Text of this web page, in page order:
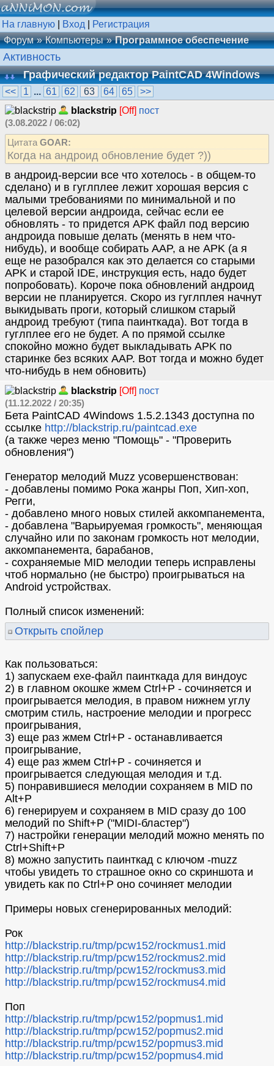
На главную Вход
Регистрация
Форум
Компьютеры Программное обеспечение
Активность
Графический редактор PaintCAD 4Windows
<< 1 ... 61 62 63 64 65
>>
blackstrip [Off] пост
(3.08.2022 / 06:02)
Цитата GOAR:
Когда на андроид обновление будет ?))
в андроид-версии все что хотелось - в общем-то
сделано) и в гуглплее лежит хорошая версия с
малыми требованиями по минимальной и по
целевой версии андроида, сейчас если ее
обновлять - то придется APK файл под версию
андроида повыше делать (менять в нем что-
нибудь), и вообще собирать AAP, а не APK (а я
еще не разобрался как это делается со старыми
APK и старой IDE, инструкция есть, надо будет
попробовать). Короче пока обновлений андроид
версии не планируется. Скоро из гуглплея начнут
выкидывать проги, который слишком старый
андроид требуют (типа паинткада). Вот тогда в
гуглплее его не будет. А по прямой ссылке
спокойно можно будет выкладывать APK по
старинке без всяких AAP. Вот тогда и можно будет
что-нибудь в нем обновить)
blackstrip [Off] пост
(11.12.2022 / 20:35)
Бета PaintCAD 4Windows 1.5.2.1343 доступна по
ссылке http://blackstrip.ru/paintcad.exe
(а также через меню "Помощь" - "Проверить
обновления")
Генератор мелодий Muzz усовершенствован:
- добавлены помимо Рока жанры Поп, Хип-хоп,
Регги,
- добавлено много новых стилей аккомпанемента,
- добавлена "Варьируемая громкость", меняющая
случайно или по законам громкость нот мелодии,
аккомпанемента, барабанов,
- сохраняемые MID мелодии теперь исправлены
чтоб нормально (не быстро) проигрываться на
Android устройствах.
Полный список изменений:
Открыть спойлер
Как пользоваться:
1) запускаем exe-файл паинткада для виндоус
2) в главном окошке жмем Ctrl+P - сочиняется и
проигрывается мелодия, в правом нижнем углу
смотрим стиль, настроение мелодии и прогресс
проигрывания,
3) еще раз жмем Ctrl+P - останавливается
проигрывание,
4) еще раз жмем Ctrl+P - сочиняется и
проигрывается следующая мелодия и т.д.
5) понравившиеся мелодии сохраняем в MID по
Alt+P
6) генерируем и сохраняем в MID сразу до 100
мелодий по Shift+P ("MIDI-бластер")
7) настройки генерации мелодий можно менять по
Ctrl+Shift+P
8) можно запустить паинткад с ключом -muzz
чтобы увидеть то страшное окно со скриншота и
увидеть как по Ctrl+P оно сочиняет мелодии
Примеры новых сгенерированных мелодий:
Рок
http://blackstrip.ru/tmp/pcw152/rockmus1.mid
http://blackstrip.ru/tmp/pcw152/rockmus2.mid
http://blackstrip.ru/tmp/pcw152/rockmus3.mid
http://blackstrip.ru/tmp/pcw152/rockmus4.mid
Поп
http://blackstrip.ru/tmp/pcw152/popmus1.mid
http://blackstrip.ru/tmp/pcw152/popmus2.mid
http://blackstrip.ru/tmp/pcw152/popmus3.mid
http://blackstrip.ru/tmp/pcw152/popmus4.mid